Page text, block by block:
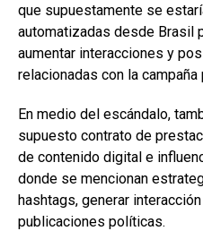
que supuestamente se
automatizadas desde Brasil
aumentar interacciones y
relacionadas con la
En medio del escándalo,
supuesto contrato de
de contenido digital e
donde se mencionan
hashtags, generar
publicaciones políticas.